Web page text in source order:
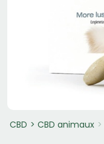
CBD CBD animaux